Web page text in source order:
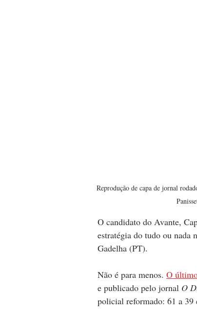
Reprodução de capa de jornal
O candidato do Avante,
estratégia do tudo ou nada
Gadelha (PT).
Não é para menos. O
e publicado pelo jornal O
policial reformado: 61 a 39